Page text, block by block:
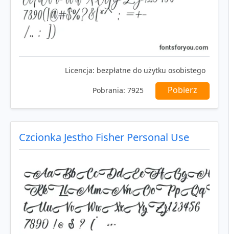
Licencja: bezpłatne do użytku osobistego
Pobrania: 7925 Pobierz
Czcionka Jestho Fisher Personal Use